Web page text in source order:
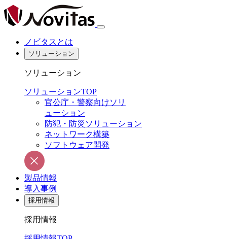
ノビタスとは
ソリューション
ソリューション
ソリューションTOP
官公庁・警察向けソリ
ューション
防犯・防災ソリューション
ネットワーク構築
ソフトウェア開発
製品情報
導入事例
採用情報
採用情報